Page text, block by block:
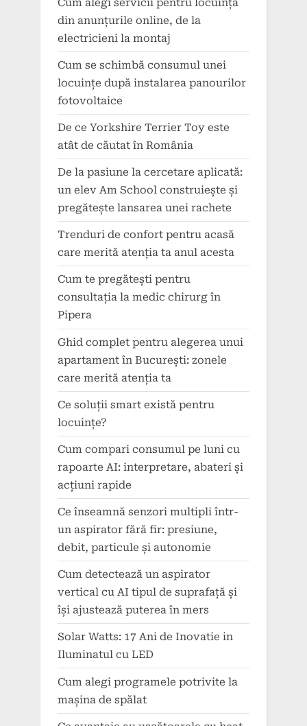
Cum alegi servicii pentru locuință
din anunțurile online, de la
electricieni la montaj
Cum se schimbă consumul unei
locuințe după instalarea panourilor
fotovoltaice
De ce Yorkshire Terrier Toy este
atât de căutat în România
De la pasiune la cercetare aplicată:
un elev Am School construiește și
pregătește lansarea unei rachete
Trenduri de confort pentru acasă
care merită atenția ta anul acesta
Cum te pregătești pentru
consultația la medic chirurg în
Pipera
Ghid complet pentru alegerea unui
apartament în București: zonele
care merită atenția ta
Ce soluții smart există pentru
locuințe?
Cum compari consumul pe luni cu
rapoarte AI: interpretare, abateri și
acțiuni rapide
Ce înseamnă senzori multipli într-
un aspirator fără fir: presiune,
debit, particule și autonomie
Cum detectează un aspirator
vertical cu AI tipul de suprafață și
își ajustează puterea în mers
Solar Watts: 17 Ani de Inovatie in
Iluminatul cu LED
Cum alegi programele potrivite la
mașina de spălat